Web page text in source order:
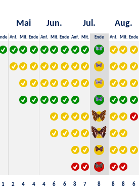
Mai Jun. Jul. Aug.
Anf. Mit. Ende Anf. Mit. Ende Anf. Mit. Ende Anf. Mit. Ende
1 2 4 4 4 6 6 8 7 8 8 8 6